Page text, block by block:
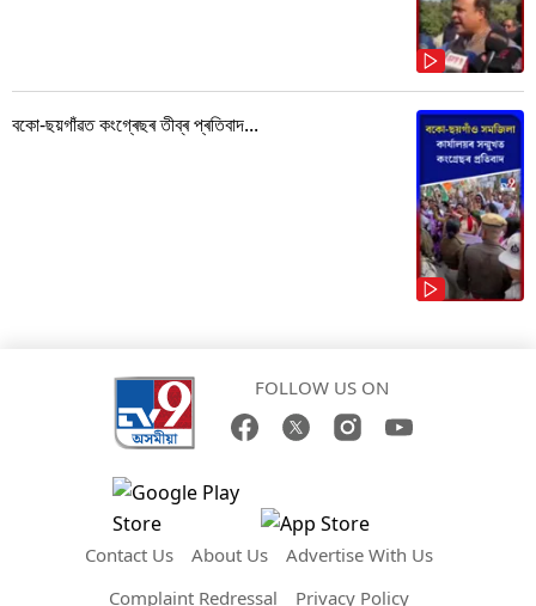
বকো-ছয়গাঁৱত কংগ্ৰেছৰ তীব্ৰ প্ৰতিবাদ...
FOLLOW US ON
Contact Us About Us
Advertise With Us
Complaint Redressal
Privacy Policy